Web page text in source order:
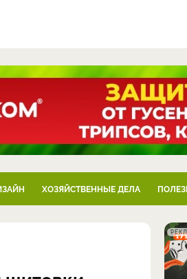
ХОЗЯЙСТВЕННЫЕ ДЕЛА